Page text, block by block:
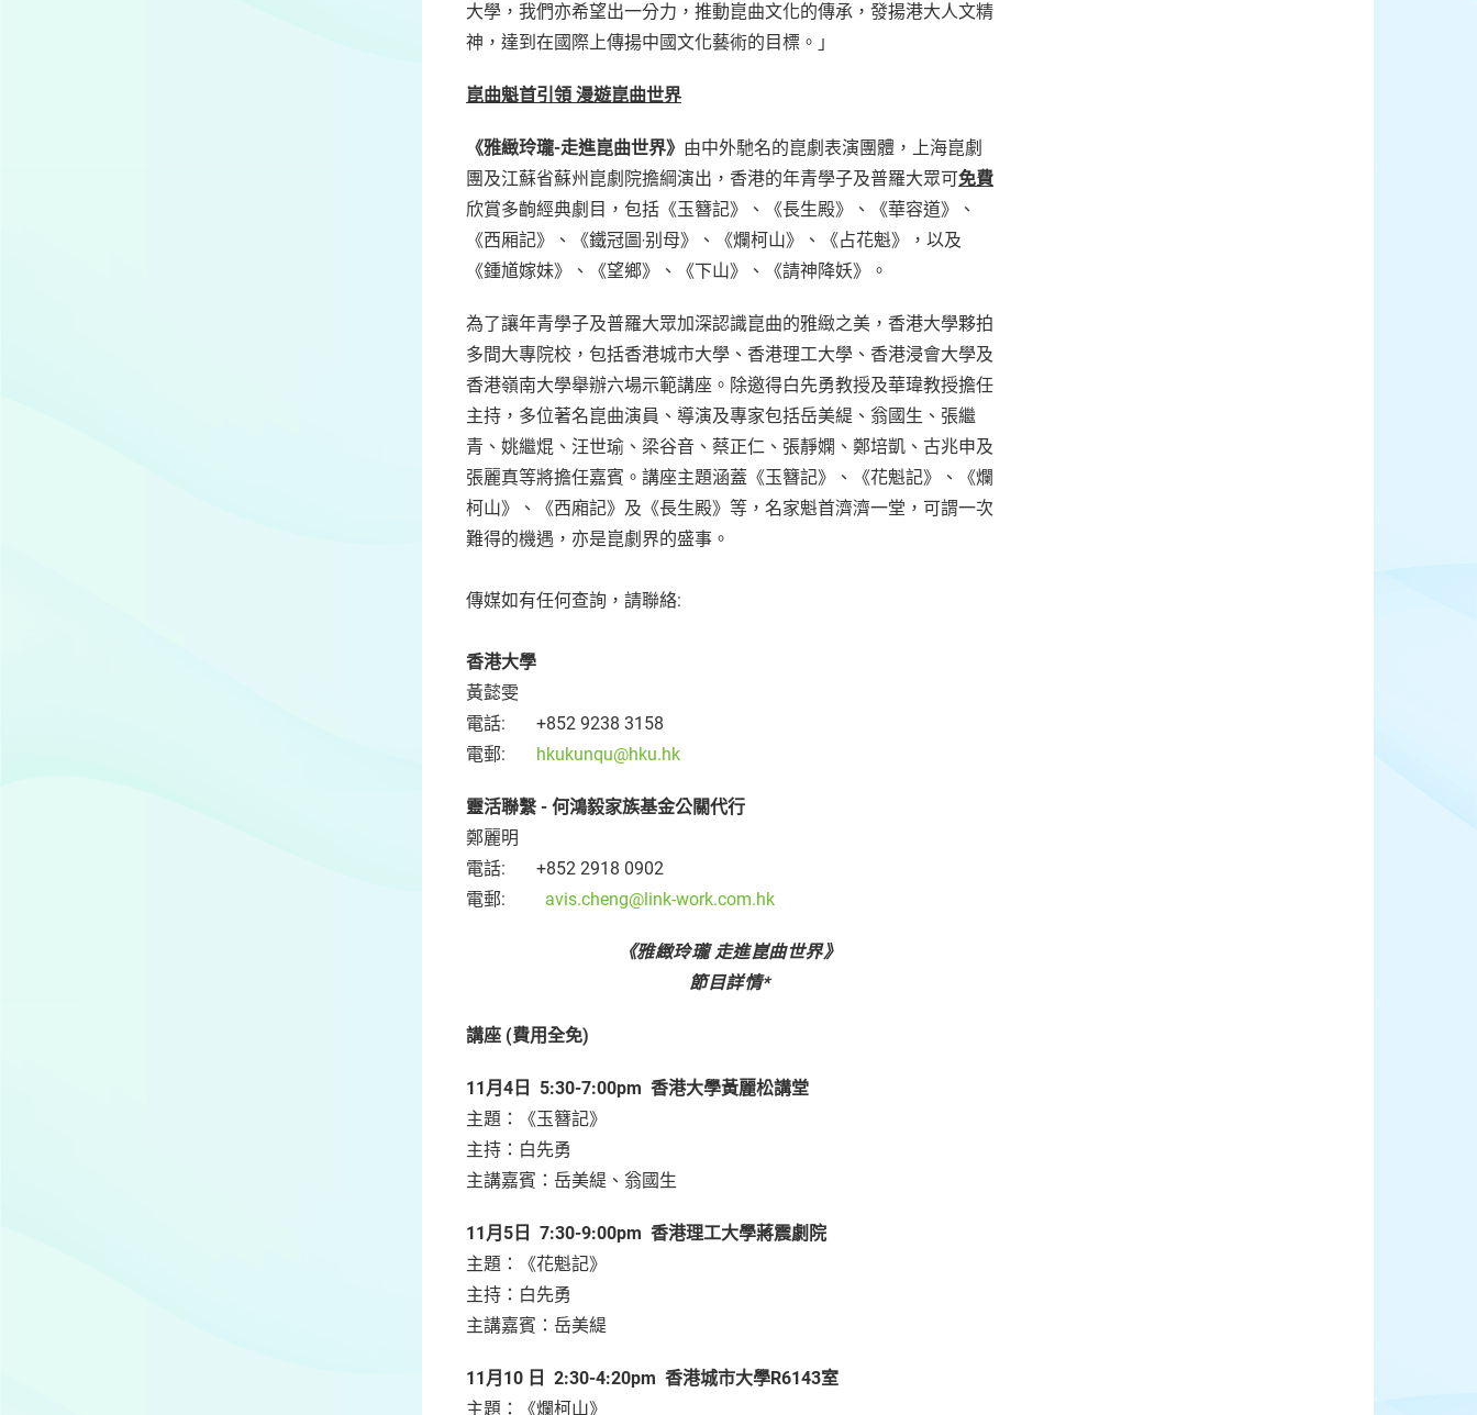
大學，我們亦希望出一分力，推動崑曲文化的傳承，發揚港大人文精
神，達到在國際上傳揚中國文化藝術的目標。」
崑曲魁首引 領 漫遊崑曲世界
《雅緻玲瓏-走進崑曲世界》 由中外馳名的崑劇表演團體，上海崑劇
團及江蘇省蘇州崑劇院擔綱演出，香港的年青學子及普羅大眾可免費
欣賞多齣經典劇目，包括《玉簪記》、《長生殿》、《華容道》、
《西厢記》、《鐵冠圖‧别母》、《爛柯山》、《占花魁》，以及
《鍾馗嫁妹》、《望鄉》、《下山》、《請神降妖》。
為了讓年青學子及普羅大眾加深認識崑曲的雅緻之美，香港大學夥拍
多間大專院校，包括香港城市大學、香港理工大學、香港浸會大學及
香港嶺南大學舉辦六場示範講座。除邀得白先勇教授及華瑋教授擔任
主持，多位著名崑曲演員、導演及專家包括岳美緹、翁國生、張繼
青、姚繼焜、汪世瑜、梁谷音、蔡正仁、張靜嫻、鄭培凱、古兆申及
張麗真等將擔任嘉賓。講座主題涵蓋《玉簪記》、《花魁記》、《爛
柯山》、《西廂記》及《長生殿》等，名家魁首濟濟一堂，可謂一次
難得的機遇，亦是崑劇界的盛事。
傳媒如有任何查詢，請聯絡:
香港大學
黃懿雯
電話: +852 9238 3158
電郵: hkukunqu@hku.hk
靈活聯繫 - 何鴻毅家族基金公關代行
鄭麗明
電話: +852 2918 0902
電郵: avis.cheng@link-work.com.hk
《雅緻玲瓏 走進崑曲世界》
節目詳情*
講座 (費用全免)
11月 4 日 5:30-7:00pm 香港大學黃麗松講堂
主題：《玉簪記》
主持：白先勇
主講嘉賓：岳美緹、翁國生
11月 5 日 7:30-9:00pm 香港理工大學蔣震劇院
主題：《花魁記》
主持：白先勇
主講嘉賓：岳美緹
11月 10 日 2:30-4:20pm 香港城市大學R6143室
主題：《爛柯山》